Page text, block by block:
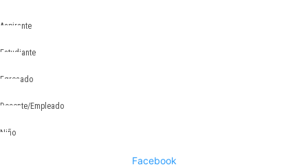
Aspirante
Estudiante
Egresado
Docente/Empleado
Niño
Facebook